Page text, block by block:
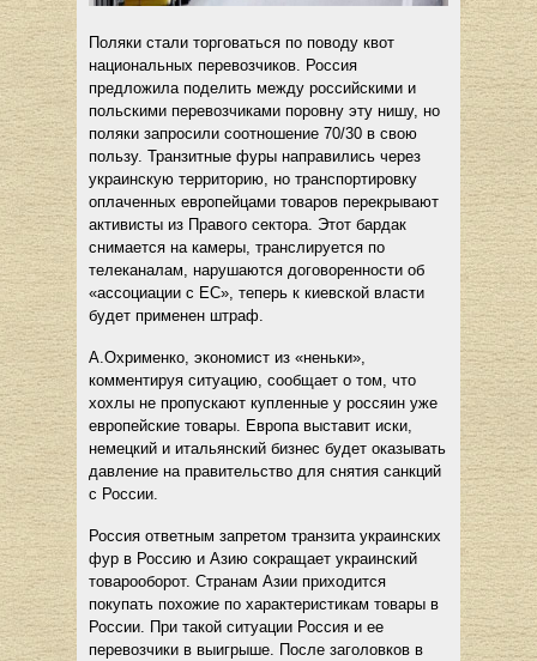
Поляки стали торговаться по поводу квот
национальных перевозчиков. Россия
предложила поделить между российскими и
польскими перевозчиками поровну эту нишу, но
поляки запросили соотношение 70/30 в свою
пользу. Транзитные фуры направились через
украинскую территорию, но транспортировку
оплаченных европейцами товаров перекрывают
активисты из Правого сектора. Этот бардак
снимается на камеры, транслируется по
телеканалам, нарушаются договоренности об
«ассоциации с ЕС», теперь к киевской власти
будет применен штраф.
А.Охрименко, экономист из «неньки»,
комментируя ситуацию, сообщает о том, что
хохлы не пропускают купленные у россяин уже
европейские товары. Европа выставит иски,
немецкий и итальянский бизнес будет оказывать
давление на правительство для снятия санкций
с России.
Россия ответным запретом транзита украинских
фур в Россию и Азию сокращает украинский
товарооборот. Странам Азии приходится
покупать похожие по характеристикам товары в
России. При такой ситуации Россия и ее
перевозчики в выигрыше. После заголовков в